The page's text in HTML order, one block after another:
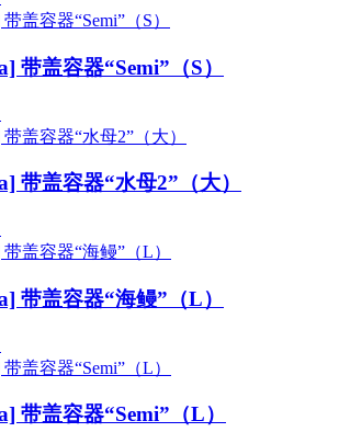
带盖容器“Semi”（S）
带盖容器“水母2”（大）
带盖容器“海鳗”（L）
带盖容器“Semi”（L）